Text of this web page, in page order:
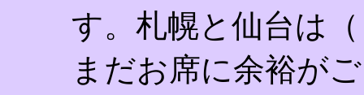
す。札幌と仙台は
まだお席に余裕が